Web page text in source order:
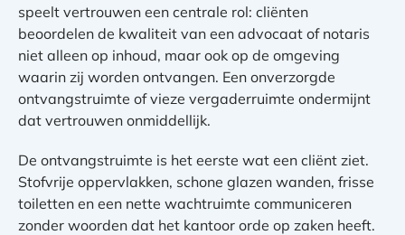
speelt vertrouwen een centrale rol: cliënten
beoordelen de kwaliteit van een advocaat of notaris
niet alleen op inhoud, maar ook op de omgeving
waarin zij worden ontvangen. Een onverzorgde
ontvangstruimte of vieze vergaderruimte ondermijnt
dat vertrouwen onmiddellijk.
De ontvangstruimte is het eerste wat een cliënt ziet.
Stofvrije oppervlakken, schone glazen wanden, frisse
toiletten en een nette wachtruimte communiceren
zonder woorden dat het kantoor orde op zaken heeft.